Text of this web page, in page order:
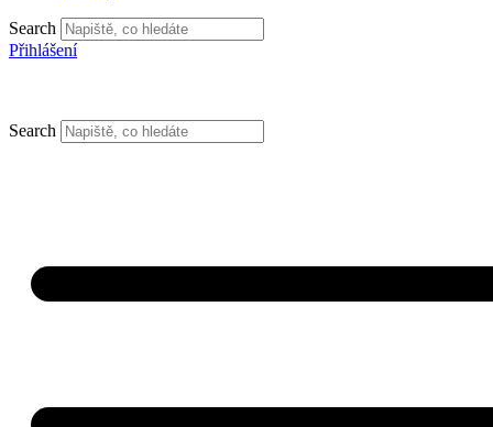
Search
Přihlášení
Search